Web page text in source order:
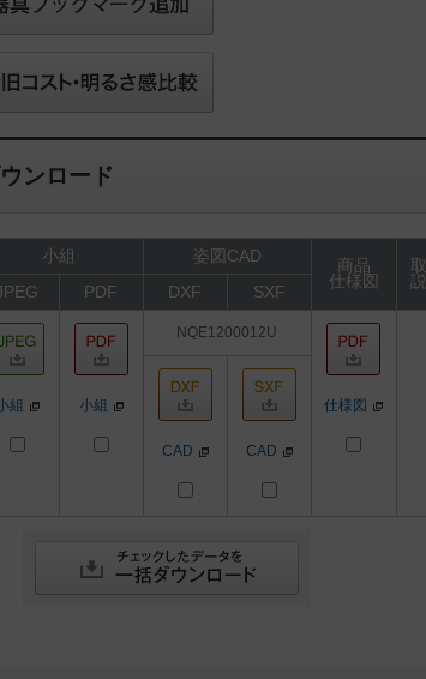
ンロード
小組 姿図CAD
商品
仕様図
取
説
PDF DXF SXF
組 小組
NQE1200012U
仕様図
CAD CAD